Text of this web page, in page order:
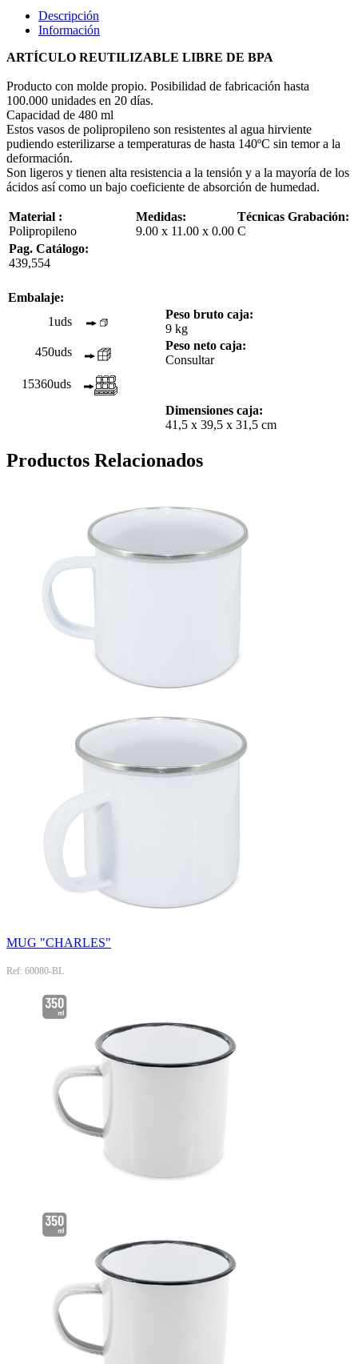
Descripción
Información
ARTÍCULO REUTILIZABLE LIBRE DE BPA
Producto con molde propio. Posibilidad de fabricación hasta
100.000 unidades en 20 días.
Capacidad de 480 ml
Estos vasos de polipropileno son resistentes al agua hirviente
pudiendo esterilizarse a temperaturas de hasta 140ºC sin temor a la
deformación.
Son ligeros y tienen alta resistencia a la tensión y a la mayoría de los
ácidos así como un bajo coeficiente de absorción de humedad.
Material :
Polipropileno
Medidas:
9.00 x 11.00 x 0.00
Técnicas Grabación:
C
Pag. Catálogo:
439,554
Embalaje:
1uds
Peso bruto caja:
9 kg
450uds
Peso neto caja:
Consultar
15360uds
Dimensiones caja:
41,5 x 39,5 x 31,5 cm
Productos Relacionados
MUG "CHARLES"
Ref: 60080-BL